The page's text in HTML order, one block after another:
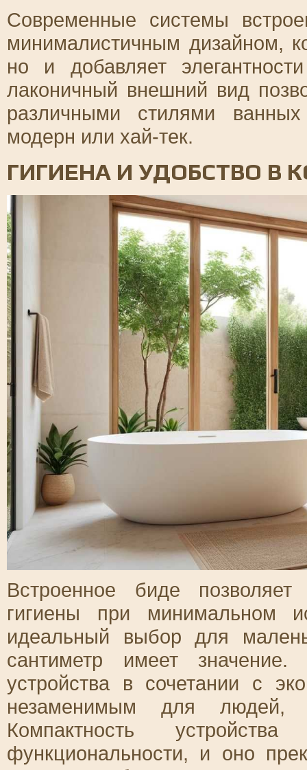
Современные системы
минималистичным дизайном,
но и добавляет
лаконичный внешний вид
различными стилями
модерн или хай-тек.
ГИГИЕНА И УДОБСТВО
Встроенное биде
гигиены при минимальном
идеальный выбор для
сантиметр имеет значение.
устройства в сочетании с
незаменимым для людей,
Компактность
функциональности, и оно